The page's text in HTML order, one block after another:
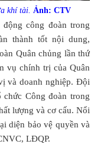
khí tài. Ảnh: CTV
công đoàn trong
thành tốt nội dung,
Quân chủng lần thứ
vụ chính trị của Quân
và doanh nghiệp. Đội
Công đoàn trong
lượng và cơ cấu. Nổi
diện bảo vệ quyền và
LĐQP.